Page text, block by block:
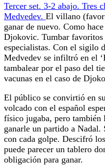
Tercer set. 3-2 abajo. Tres
Medvedev. El villano
ganar de nuevo. Como
Djokovic. Tumbar favoritos
especialistas. Con el sigilo
Medvedev se infiltró en el
tambalear por el paso del
vacunas en el caso de
El público se convirtió en
volcado con el español
físico jugaba, pero
ganarle un partido a Nadal.
con cada golpe. Descifró
puede parecer un tablero
obligación para ganar.